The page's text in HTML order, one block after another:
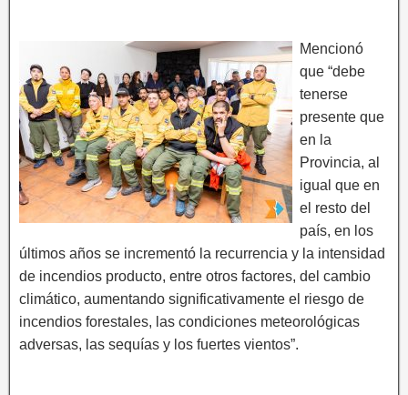
Mencionó
que “debe
tenerse
presente que
en la
Provincia, al
igual que en
el resto del
país, en los
últimos años se incrementó la recurrencia y la intensidad
de incendios producto, entre otros factores, del cambio
climático, aumentando significativamente el riesgo de
incendios forestales, las condiciones meteorológicas
adversas, las sequías y los fuertes vientos”.